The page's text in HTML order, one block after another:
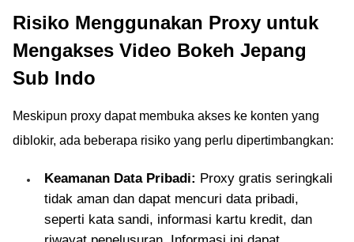
Risiko Menggunakan Proxy untuk
Mengakses Video Bokeh Jepang
Sub Indo
Meskipun proxy dapat membuka akses ke konten yang
diblokir, ada beberapa risiko yang perlu dipertimbangkan:
Keamanan Data Pribadi: Proxy gratis seringkali
tidak aman dan dapat mencuri data pribadi,
seperti kata sandi, informasi kartu kredit, dan